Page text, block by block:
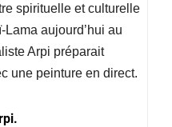
spirituelle et culturelle
aujourd’hui au
Arpi préparait
une peinture en direct.